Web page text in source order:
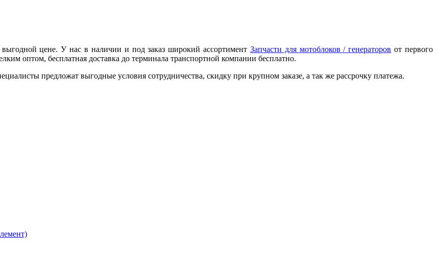
цене. У нас в наличии и под заказ широкий ассортимент Запчасти для мотоблоков / генераторов от первого
оптом, бесплатная доставка до терминала транспортной компании бесплатно.
предложат выгодные условия сотрудничества, скидку при крупном заказе, а так же рассрочку платежа.